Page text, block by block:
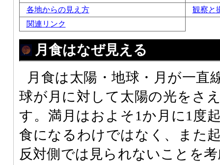
各地からの見え方
観察と
関連リンク
月食はなぜ見える
月食は太陽・地球・月が一直
球が月に対して太陽の光をさ
す。満月はおよそ1か月に1度
食になるわけではなく、また
反対側では見られないことを